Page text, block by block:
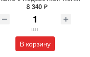
8 340 ₽
шт
В корзину